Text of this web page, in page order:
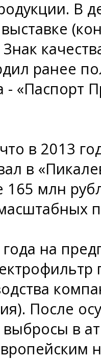
В
ранее
- «Паспорт
в 2013
в
165 млн
на
После
в